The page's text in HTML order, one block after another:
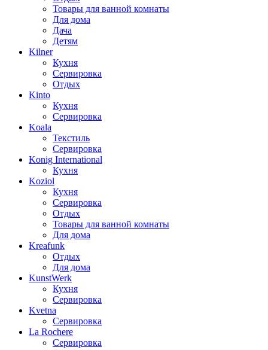
Товары для ванной комнаты
Для дома
Дача
Детям
Kilner
Кухня
Сервировка
Отдых
Kinto
Кухня
Сервировка
Koala
Текстиль
Сервировка
Konig International
Кухня
Koziol
Кухня
Сервировка
Отдых
Товары для ванной комнаты
Для дома
Kreafunk
Отдых
Для дома
KunstWerk
Кухня
Сервировка
Kvetna
Сервировка
La Rochere
Сервировка